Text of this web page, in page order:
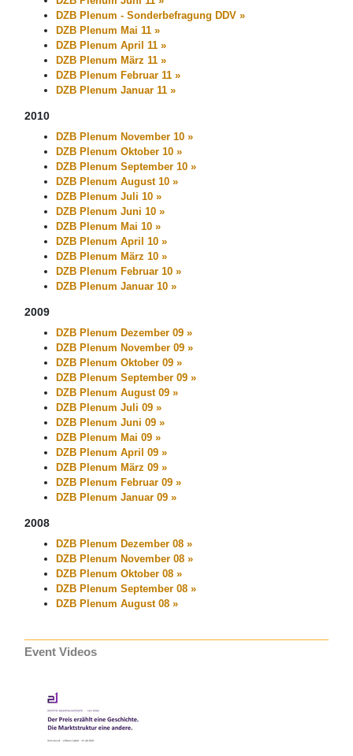
DZB Plenum - Sonderbefragung DDV »
DZB Plenum Mai 11 »
DZB Plenum April 11 »
DZB Plenum März 11 »
DZB Plenum Februar 11 »
DZB Plenum Januar 11 »
2010
DZB Plenum November 10 »
DZB Plenum Oktober 10 »
DZB Plenum September 10 »
DZB Plenum August 10 »
DZB Plenum Juli 10 »
DZB Plenum Juni 10 »
DZB Plenum Mai 10 »
DZB Plenum April 10 »
DZB Plenum März 10 »
DZB Plenum Februar 10 »
DZB Plenum Januar 10 »
2009
DZB Plenum Dezember 09 »
DZB Plenum November 09 »
DZB Plenum Oktober 09 »
DZB Plenum September 09 »
DZB Plenum August 09 »
DZB Plenum Juli 09 »
DZB Plenum Juni 09 »
DZB Plenum Mai 09 »
DZB Plenum April 09 »
DZB Plenum März 09 »
DZB Plenum Februar 09 »
DZB Plenum Januar 09 »
2008
DZB Plenum Dezember 08 »
DZB Plenum November 08 »
DZB Plenum Oktober 08 »
DZB Plenum September 08 »
DZB Plenum August 08 »
Event Videos